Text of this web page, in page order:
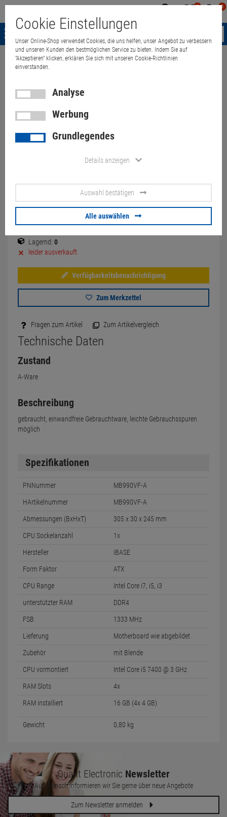
0 0
Menü
Weiter einkaufen
iBASE MB990VF-A Mainboard
+ Core i5 7400 + 16GB DDR4
RAM
79,00 €
00
Lagernd: 0
leider ausverkauft
Verfügbarkeitsbenachrichtigung
Zum Merkzettel
Fragen zum Artikel Zum Artikelvergleich
Technische Daten
Zustand
A-Ware
Beschreibung
gebraucht, einwandfreie Gebrauchtware, leichte Gebrauchsspuren
möglich
Spezifikationen
PNNummer MB990VF-A
HArtikelnummer MB990VF-A
Abmessungen (BxHxT) 305 x 30 x 245 mm
CPU Sockelanzahl 1x
Hersteller iBASE
Form Faktor ATX
CPU Range Intel Core i7, i5, i3
unterstützter RAM DDR4
FSB 1333 MHz
Lieferung Motherboard wie abgebildet
Zubehör mit Blende
CPU vormontiert Intel Core i5 7400 @ 3 GHz
RAM Slots 4x
RAM installiert 16 GB (4x 4 GB)
Gewicht 0,80 kg
Quant Electronic Newsletter
Auf Wunsch informieren wir Sie gerne über neue Angebote
Zum Newsletter anmelden
Cookie Einstellungen
Unser Online-Shop verwendet Cookies, die uns helfen, unser Angebot zu verbessern
und unseren Kunden den bestmöglichen Service zu bieten. Indem Sie auf
"Akzeptieren" klicken, erklären Sie sich mit unseren Cookie-Richtlinien
einverstanden.
Analyse
Werbung
Grundlegendes
Details anzeigen
Auswahl bestätigen
Alle auswählen